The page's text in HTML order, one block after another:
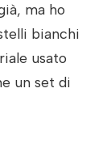
ma ho
bianchi
usato
un set di